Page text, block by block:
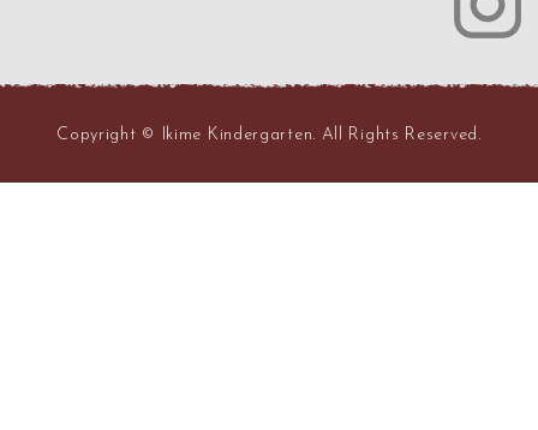
Copyright © Ikime Kindergarten. All Rights Reserved.